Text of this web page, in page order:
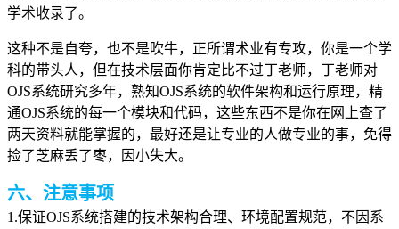
学术收录了。
这种不是自夸，也不是吹牛，正所谓术业有专攻，你是一个学
科的带头人，但在技术层面你肯定比不过丁老师，丁老师对
OJS系统研究多年，熟知OJS系统的软件架构和运行原理，精
通OJS系统的每一个模块和代码，这些东西不是你在网上查了
两天资料就能掌握的，最好还是让专业的人做专业的事，免得
捡了芝麻丢了枣，因小失大。
六、注意事项
1.保证OJS系统搭建的技术架构合理、环境配置规范，不因系